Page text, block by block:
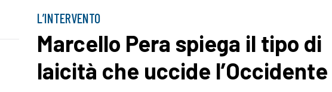
L’INTERVENTO
Marcello Pera spiega il tipo di
laicità che uccide l’Occidente